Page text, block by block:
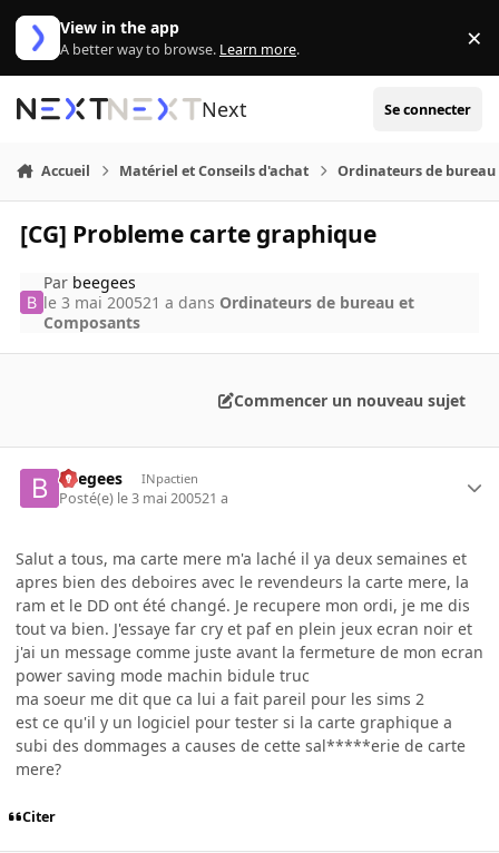
Aller au contenu
View in the app
A better way to browse. Learn more. ×
Next Se connecter
Accueil Matériel et Conseils d'achat Ordinateurs de bureau
[CG] Probleme carte graphique
Par beegees
le 3 mai 200521 a dans Ordinateurs de bureau et
Composants
Commencer un nouveau sujet
beegees INpactien
Posté(e) le 3 mai 200521 a
Salut a tous, ma carte mere m'a laché il ya deux semaines et
apres bien des deboires avec le revendeurs la carte mere, la
ram et le DD ont été changé. Je recupere mon ordi, je me dis
tout va bien. J'essaye far cry et paf en plein jeux ecran noir et
j'ai un message comme juste avant la fermeture de mon ecran
power saving mode machin bidule truc
ma soeur me dit que ca lui a fait pareil pour les sims 2
est ce qu'il y un logiciel pour tester si la carte graphique a
subi des dommages a causes de cette sal*****erie de carte
mere?
Citer